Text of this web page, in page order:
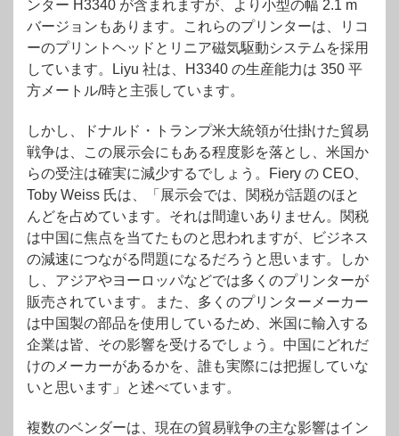
ンター H3340 が含まれますが、より小型の幅 2.1 m
バージョンもあります。これらのプリンターは、リコ
ーのプリントヘッドとリニア磁気駆動システムを採用
しています。Liyu 社は、H3340 の生産能力は 350 平
方メートル/時と主張しています。
しかし、ドナルド・トランプ米大統領が仕掛けた貿易
戦争は、この展示会にもある程度影を落とし、米国か
らの受注は確実に減少するでしょう。Fiery の CEO、
Toby Weiss 氏は、「展示会では、関税が話題のほと
んどを占めています。それは間違いありません。関税
は中国に焦点を当てたものと思われますが、ビジネス
の減速につながる問題になるだろうと思います。しか
し、アジアやヨーロッパなどでは多くのプリンターが
販売されています。また、多くのプリンターメーカー
は中国製の部品を使用しているため、米国に輸入する
企業は皆、その影響を受けるでしょう。中国にどれだ
けのメーカーがあるかを、誰も実際には把握していな
いと思います」と述べています。
複数のベンダーは、現在の貿易戦争の主な影響はイン